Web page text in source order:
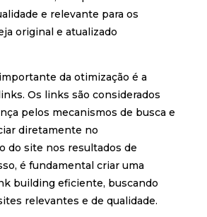
e relevante para os
original e atualizado
da otimização é a
Os links são considerados
pelos mecanismos de busca e
diretamente no
do site nos resultados de
é fundamental criar uma
building eficiente, buscando
relevantes e de qualidade.